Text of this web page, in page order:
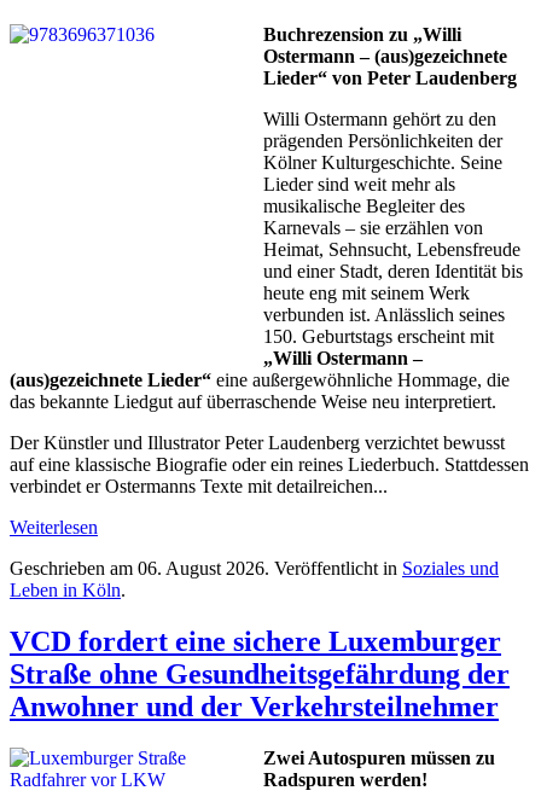
Buchrezension zu „Willi
Ostermann – (aus)gezeichnete
Lieder“ von Peter Laudenberg
Willi Ostermann gehört zu den
prägenden Persönlichkeiten der
Kölner Kulturgeschichte. Seine
Lieder sind weit mehr als
musikalische Begleiter des
Karnevals – sie erzählen von
Heimat, Sehnsucht, Lebensfreude
und einer Stadt, deren Identität bis
heute eng mit seinem Werk
verbunden ist. Anlässlich seines
150. Geburtstags erscheint mit
„Willi Ostermann –
(aus)gezeichnete Lieder“ eine außergewöhnliche Hommage, die
das bekannte Liedgut auf überraschende Weise neu interpretiert.
Der Künstler und Illustrator Peter Laudenberg verzichtet bewusst
auf eine klassische Biografie oder ein reines Liederbuch. Stattdessen
verbindet er Ostermanns Texte mit detailreichen...
Weiterlesen
Geschrieben am 06. August 2026. Veröffentlicht in Soziales und
Leben in Köln.
VCD fordert eine sichere Luxemburger
Straße ohne Gesundheitsgefährdung der
Anwohner und der Verkehrsteilnehmer
Zwei Autospuren müssen zu
Radspuren werden!